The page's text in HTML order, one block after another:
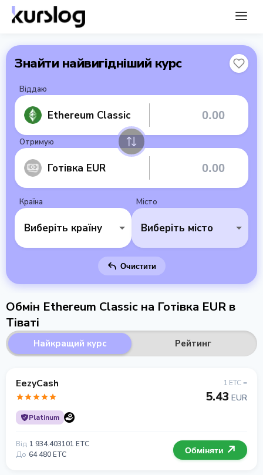
Знайти найвигідніший курс
Віддаю
Ethereum Classic
Отримую
Готівка EUR
Країна
Виберіть країну
Місто
Виберіть місто
Очистити
Обмін Ethereum Classic на Готівка EUR в
Тіваті
Найкращий курс Рейтинг
EezyCash
Platinum
1 ETC =
5.43 EUR
Від 1 934.403101 ETC
До 64 480 ETC Обміняти